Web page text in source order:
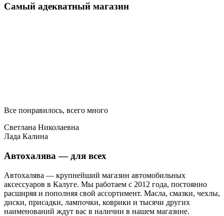
Самый адекватный магазин
Все понравилось, всего много
Светлана Николаевна
Лада Калина
Автохалява — для всех
Автохалява — крупнейший магазин автомобильных
аксессуаров в Калуге. Мы работаем с 2012 года, постоянно
расширяя и пополняя свой ассортимент. Масла, смазки, чехлы,
диски, присадки, лампочки, коврики и тысячи других
наименований ждут вас в наличии в нашем магазине.